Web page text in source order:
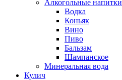
Алкогольные напитки
Водка
Коньяк
Вино
Пиво
Бальзам
Шампанское
Минеральная вода
Кулич